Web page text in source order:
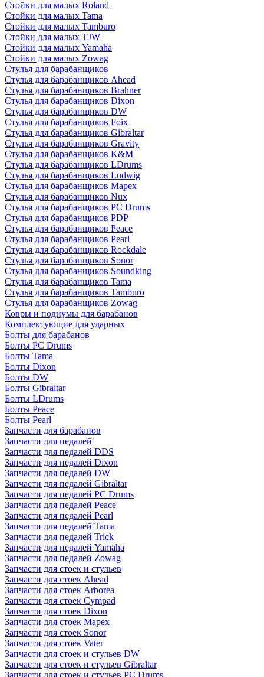
Стойки для малых Roland
Стойки для малых Tama
Стойки для малых Tamburo
Стойки для малых TJW
Стойки для малых Yamaha
Стойки для малых Zowag
Стулья для барабанщиков
Стулья для барабанщиков Ahead
Стулья для барабанщиков Brahner
Стулья для барабанщиков Dixon
Стулья для барабанщиков DW
Стулья для барабанщиков Foix
Стулья для барабанщиков Gibraltar
Стулья для барабанщиков Gravity
Стулья для барабанщиков K&M
Стулья для барабанщиков LDrums
Стулья для барабанщиков Ludwig
Стулья для барабанщиков Mapex
Стулья для барабанщиков Nux
Стулья для барабанщиков PC Drums
Стулья для барабанщиков PDP
Стулья для барабанщиков Peace
Стулья для барабанщиков Pearl
Стулья для барабанщиков Rockdale
Стулья для барабанщиков Sonor
Стулья для барабанщиков Soundking
Стулья для барабанщиков Tama
Стулья для барабанщиков Tamburo
Стулья для барабанщиков Zowag
Ковры и подиумы для барабанов
Комплектующие для ударных
Болты для барабанов
Болты PC Drums
Болты Tama
Болты Dixon
Болты DW
Болты Gibraltar
Болты LDrums
Болты Peace
Болты Pearl
Запчасти для барабанов
Запчасти для педалей
Запчасти для педалей DDS
Запчасти для педалей Dixon
Запчасти для педалей DW
Запчасти для педалей Gibraltar
Запчасти для педалей PC Drums
Запчасти для педалей Peace
Запчасти для педалей Pearl
Запчасти для педалей Tama
Запчасти для педалей Trick
Запчасти для педалей Yamaha
Запчасти для педалей Zowag
Запчасти для стоек и стульев
Запчасти для стоек Ahead
Запчасти для стоек Arborea
Запчасти для стоек Cympad
Запчасти для стоек Dixon
Запчасти для стоек Mapex
Запчасти для стоек Sonor
Запчасти для стоек Vater
Запчасти для стоек и стульев DW
Запчасти для стоек и стульев Gibraltar
Запчасти для стоек и стульев PC Drums